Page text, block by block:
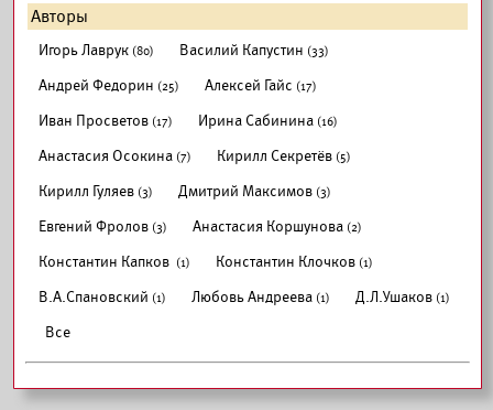
Авторы
Игорь Лаврук (80) Василий Капустин (33)
Андрей Федорин (25) Алексей Гайс (17)
Иван Просветов (17) Ирина Сабинина (16)
Анастасия Осокина (7) Кирилл Секретёв (5)
Кирилл Гуляев (3) Дмитрий Максимов (3)
Евгений Фролов (3) Анастасия Коршунова (2)
Константин Капков (1) Константин Клочков (1)
В.А.Спановский (1) Любовь Андреева (1) Д.Л.Ушаков (1)
Все